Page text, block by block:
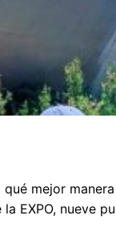
mejor
EXPO, nueve